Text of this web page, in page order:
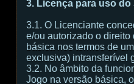
3. Licença para uso do
3.1. O Licenciante
e/ou autorizado o
básica nos termos de
exclusiva) intransferível
3.2. No âmbito da
Jogo na versão básica,